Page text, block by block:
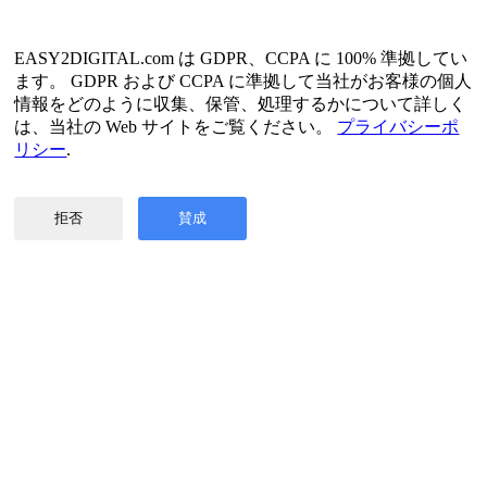
EASY2DIGITAL.com は GDPR、CCPA に 100% 準拠してい
ます。 GDPR および CCPA に準拠して当社がお客様の個人
情報をどのように収集、保管、処理するかについて詳しく
は、当社の Web サイトをご覧ください。 プライバシーポ
リシー.
拒否 賛成
フランス語
韓国語
プライバシーとデータポリシー
利用規約